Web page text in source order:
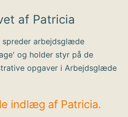
af Patricia
spreder arbejdsglæde
og holder styr på de
opgaver i Arbejdsglæde
indlæg af Patricia.